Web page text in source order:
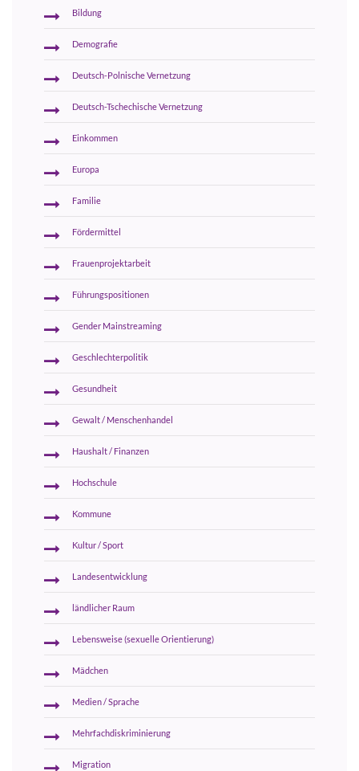
Bildung
Demografie
Deutsch-Polnische Vernetzung
Deutsch-Tschechische Vernetzung
Einkommen
Europa
Familie
Fördermittel
Frauenprojektarbeit
Führungspositionen
Gender Mainstreaming
Geschlechterpolitik
Gesundheit
Gewalt / Menschenhandel
Haushalt / Finanzen
Hochschule
Kommune
Kultur / Sport
Landesentwicklung
ländlicher Raum
Lebensweise (sexuelle Orientierung)
Mädchen
Medien / Sprache
Mehrfachdiskriminierung
Migration